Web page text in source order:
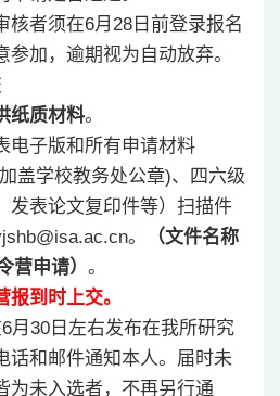
核者须在6月28日前登录报名
加，逾期视为自动放弃。
纸质材料。
电子版和所有申请材料
盖学校教务处公章)、四六级
发表论文复印件等）扫描件
。
（文件名称
营申请） 。
到时上交。
月30日左右发布在我所研究
话和邮件通知本人。届时未
为未入选者，不再另行通